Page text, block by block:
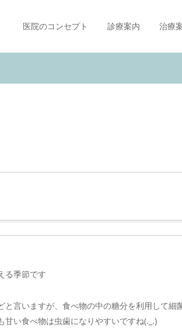
医院のコンセプト 診療案内 治療
る季節です
言いますが、食べ物の中の糖分を利用して細
い食べ物は虫歯になりやすいですね(._.)